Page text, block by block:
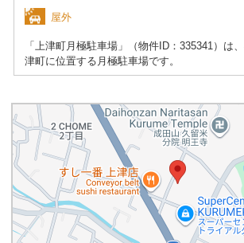
屋外
「上津町月極駐車場」（物件ID：335341）は
津町に位置する月極駐車場です。